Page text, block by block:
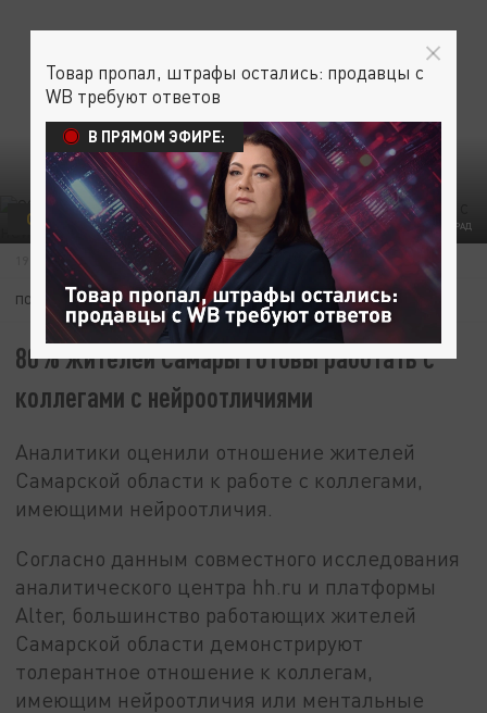
ФОТО: ЦАРЬГРАД
ОБЩЕСТВО
19 МАЯ 15:42
ПОДПИШИТЕСЬ:
80% жителей Самары готовы работать с
коллегами с нейроотличиями
Аналитики оценили отношение жителей
Самарской области к работе с коллегами,
имеющими нейроотличия.
Согласно данным совместного исследования
аналитического центра hh.ru и платформы
Alter, большинство работающих жителей
Самарской области демонстрируют
толерантное отношение к коллегам,
имеющим нейроотличия или ментальные
Товар пропал, штрафы остались: продавцы с
WB требуют ответов
В ПРЯМОМ ЭФИРЕ: